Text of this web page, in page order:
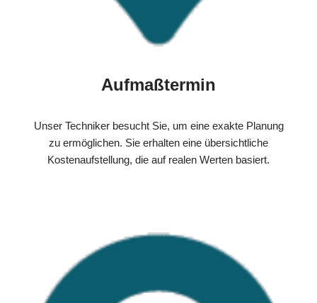
Aufmaßtermin
Unser Techniker besucht Sie, um eine exakte Planung
zu ermöglichen. Sie erhalten eine übersichtliche
Kostenaufstellung, die auf realen Werten basiert.